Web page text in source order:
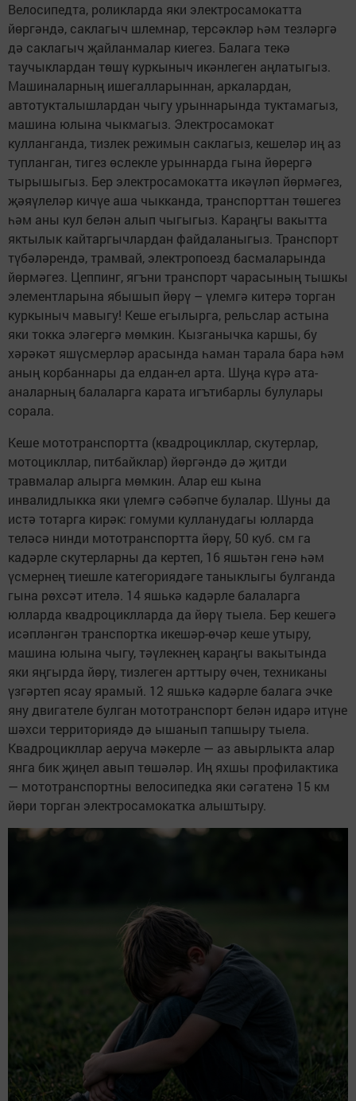
Велосипедта, роликларда яки электросамокатта
йөргәндә, саклагыч шлемнар, терсәкләр һәм тезләргә
дә саклагыч җайланмалар киегез. Балага текә
таучыклардан төшү куркыныч икәнлеген аңлатыгыз.
Машиналарның ишегалларыннан, аркалардан,
автотукталышлардан чыгу урыннарында туктамагыз,
машина юлына чыкмагыз. Электросамокат
кулланганда, тизлек режимын саклагыз, кешеләр иң аз
тупланган, тигез өслекле урыннарда гына йөрергә
тырышыгыз. Бер электросамокатта икәүләп йөрмәгез,
җәяүлеләр кичүе аша чыкканда, транспорттан төшегез
һәм аны кул белән алып чыгыгыз. Караңгы вакытта
яктылык кайтаргычлардан файдаланыгыз. Транспорт
түбәләрендә, трамвай, электропоезд басмаларында
йөрмәгез. Цеппинг, ягъни транспорт чарасының тышкы
элементларына ябышып йөрү – үлемгә китерә торган
куркыныч мавыгу! Кеше егылырга, рельслар астына
яки токка эләгергә мөмкин. Кызганычка каршы, бу
хәрәкәт яшүсмерләр арасында һаман тарала бара һәм
аның корбаннары да елдан-ел арта. Шуңа күрә ата-
аналарның балаларга карата игътибарлы булулары
сорала.
Кеше мототранспортта (квадроцикллар, скутерлар,
мотоцикллар, питбайклар) йөргәндә дә җитди
травмалар алырга мөмкин. Алар еш кына
инвалидлыкка яки үлемгә сәбәпче булалар. Шуны да
истә тотарга кирәк: гомуми кулланудагы юлларда
теләсә нинди мототранспортта йөрү, 50 куб. см га
кадәрле скутерларны да кертеп, 16 яшьтән генә һәм
үсмернең тиешле категориядәге таныклыгы булганда
гына рөхсәт ителә. 14 яшькә кадәрле балаларга
юлларда квадроциклларда да йөрү тыела. Бер кешегә
исәпләнгән транспортка икешәр-өчәр кеше утыру,
машина юлына чыгу, тәүлекнең караңгы вакытында
яки яңгырда йөрү, тизлеген арттыру өчен, техниканы
үзгәртеп ясау ярамый. 12 яшькә кадәрле балага эчке
яну двигателе булган мототранспорт белән идарә итүне
шәхси территориядә дә ышанып тапшыру тыела.
Квадроцикллар аеруча мәкерле — аз авырлыкта алар
янга бик җиңел авып төшәләр. Иң яхшы профилактика
— мототранспортны велосипедка яки сәгатенә 15 км
йөри торган электросамокатка алыштыру.